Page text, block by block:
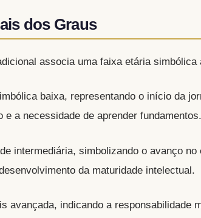
dos Graus
associa uma faixa etária simbólica
baixa, representando o início da
e a necessidade de aprender fundamentos.
intermediária, simbolizando o avanço
da maturidade intelectual.
avançada, indicando a responsabilidade